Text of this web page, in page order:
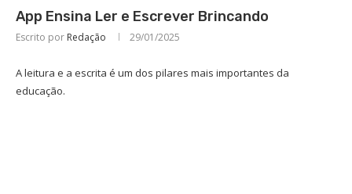
App Ensina Ler e Escrever Brincando
Escrito por Redação 29/01/2025
A leitura e a escrita é um dos pilares mais importantes da
educação.